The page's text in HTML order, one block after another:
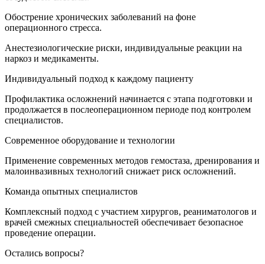
Обострение хронических заболеваний на фоне
операционного стресса.
Анестезиологические риски, индивидуальные реакции на
наркоз и медикаменты.
Индивидуальный подход к каждому пациенту
Профилактика осложнений начинается с этапа подготовки и
продолжается в послеоперационном периоде под контролем
специалистов.
Современное оборудование и технологии
Применение современных методов гемостаза, дренирования и
малоинвазивных технологий снижает риск осложнений.
Команда опытных специалистов
Комплексный подход с участием хирургов, реаниматологов и
врачей смежных специальностей обеспечивает безопасное
проведение операции.
Остались вопросы?